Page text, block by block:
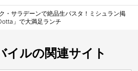
・サラデーンで絶品生パスタ！ミシュラン掲
」で大満足ランチ
イルの関連サイト